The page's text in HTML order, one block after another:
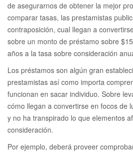
de asegurarnos de obtener la mejor
comparar tasas, las prestamistas
contraposición, cual llegan a
sobre un monto de préstamo sobre
años a la tasa sobre consideración
Los préstamos son algún gran
prestamistas así­ como importa
funcionan en sacar individuo. Sobre
cómo llegan a convertirse en focos de
y no ha transpirado lo que elementos
consideración.
Por ejemplo, deberá proveer